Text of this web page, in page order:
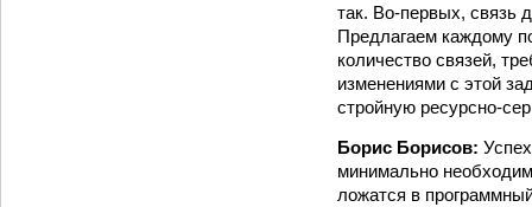
так. Во-первых, связь
Предлагаем каждому
количество связей,
изменениями с этой
стройную ресурсно-
Борис Борисов:
минимально
ложатся в